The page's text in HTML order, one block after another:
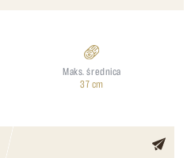
Maks. średnica
37 cm